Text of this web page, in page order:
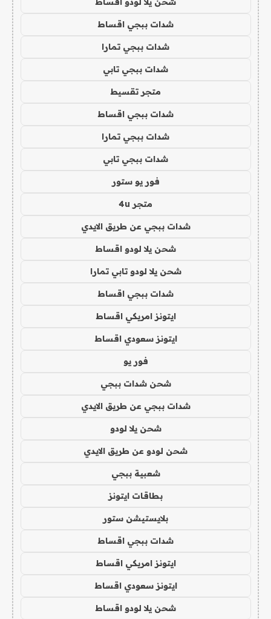
شدات ببجي اقساط
شدات ببجي تمارا
شدات ببجي تابي
متجر تقسيط
شدات ببجي اقساط
شدات ببجي تمارا
شدات ببجي تابي
فور يو ستور
متجر 4u
شدات ببجي عن طريق الايدي
شحن يلا لودو اقساط
شحن يلا لودو تابي تمارا
شدات ببجي اقساط
ايتونز امريكي اقساط
ايتونز سعودي اقساط
فور يو
شحن شدات ببجي
شدات ببجي عن طريق الايدي
شحن يلا لودو
شحن لودو عن طريق الايدي
شعبية ببجي
بطاقات ايتونز
بلايستيشن ستور
شدات ببجي اقساط
ايتونز امريكي اقساط
ايتونز سعودي اقساط
شحن يلا لودو اقساط